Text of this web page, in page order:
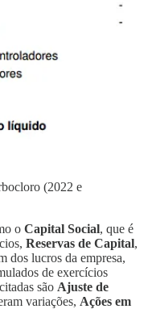
(2022 e
o Capital Social, que é
Reservas de Capital,
dos lucros da empresa,
de exercícios
são Ajuste de
variações, Ações em